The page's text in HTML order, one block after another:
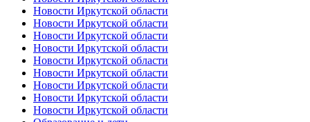
Новости Иркутской области
Новости Иркутской области
Новости Иркутской области
Новости Иркутской области
Новости Иркутской области
Новости Иркутской области
Новости Иркутской области
Новости Иркутской области
Новости Иркутской области